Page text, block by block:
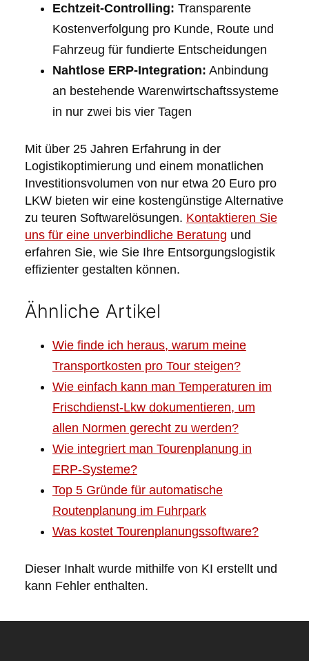
Echtzeit-Controlling: Transparente
Kostenverfolgung pro Kunde, Route und
Fahrzeug für fundierte Entscheidungen
Nahtlose ERP-Integration: Anbindung
an bestehende Warenwirtschaftssysteme
in nur zwei bis vier Tagen
Mit über 25 Jahren Erfahrung in der
Logistikoptimierung und einem monatlichen
Investitionsvolumen von nur etwa 20 Euro pro
LKW bieten wir eine kostengünstige Alternative
zu teuren Softwarelösungen. Kontaktieren Sie
uns für eine unverbindliche Beratung und
erfahren Sie, wie Sie Ihre Entsorgungslogistik
effizienter gestalten können.
Ähnliche Artikel
Wie finde ich heraus, warum meine
Transportkosten pro Tour steigen?
Wie einfach kann man Temperaturen im
Frischdienst-Lkw dokumentieren, um
allen Normen gerecht zu werden?
Wie integriert man Tourenplanung in
ERP-Systeme?
Top 5 Gründe für automatische
Routenplanung im Fuhrpark
Was kostet Tourenplanungssoftware?
Dieser Inhalt wurde mithilfe von KI erstellt und
kann Fehler enthalten.